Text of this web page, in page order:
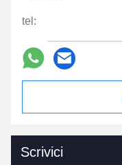
tel:
Scrivici